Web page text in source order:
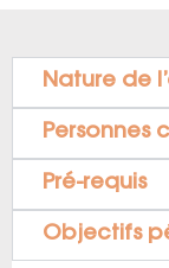
Nature de
Personnes
Pré-requis
Objectifs